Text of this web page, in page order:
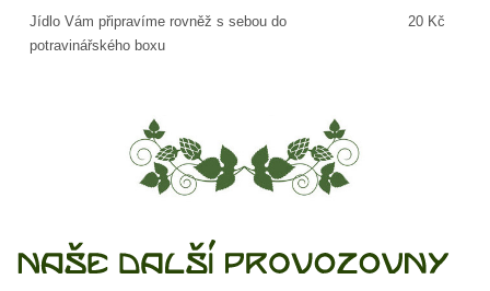
Jídlo Vám připravíme rovněž s sebou do
potravinářského boxu
20 Kč